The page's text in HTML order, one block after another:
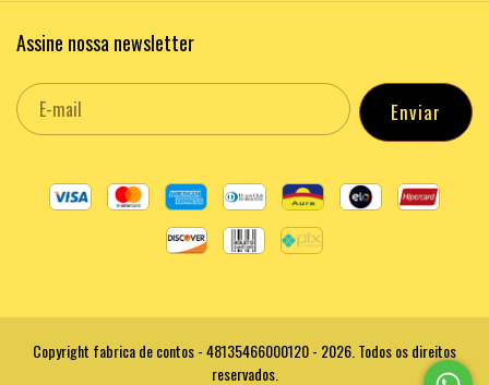
Assine nossa newsletter
Copyright fabrica de contos - 48135466000120 - 2026. Todos os direitos
reservados.